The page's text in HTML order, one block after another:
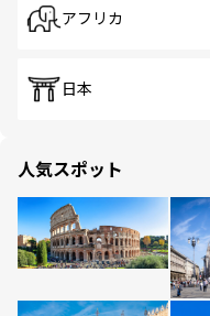
アフリカ
日本
人気スポット